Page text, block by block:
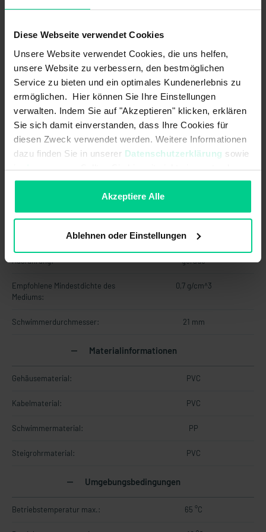
Diese Webseite verwendet Cookies
Unsere Website verwendet Cookies, die uns helfen,
unsere Website zu verbessern, den bestmöglichen
Service zu bieten und ein optimales Kundenerlebnis zu
ermöglichen. Hier können Sie Ihre Einstellungen
verwalten. Indem Sie auf "Akzeptieren" klicken, erklären
Sie sich damit einverstanden, dass Ihre Cookies für
diesen Zweck verwendet werden. Weitere Informationen
dazu finden Sie in unserer Datenschutzerklärung sowie
imImpressum. Sollten Sie hiermit nicht einverstanden
sein, können Sie die Verwendung von Cookies hier
Akzeptiere Alle
Ablehnen oder Einstellungen
Schaltpunktfunktion: Medium steigend
Schaltspannung max.: 48 V AC
Schaltstrom max.: 0,5 A
Technologie: Reed
Änderung Schaltfunktion durch
Mechanische Daten
Ausführung: gerade
Empfohlene Mindestdichte des
Mediums:
0,7 g/cm^3
Schwimmerdurchmesser: 21 mm
Materialinformationen
Gehäusematerial: PVC
Kabelmaterial: PVC
Schwimmermaterial: PP
Steigrohrmaterial: PVC
Umgebungsbedingungen
Betriebstemperatur max.: 65 °C